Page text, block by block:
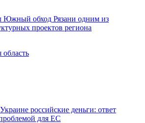
Южный обход Рязани одним из
проектов региона
область
российские деньги: ответ
для EC